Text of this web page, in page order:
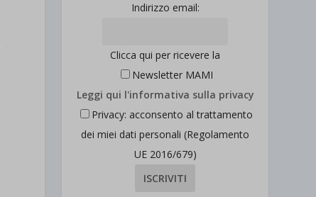
Indirizzo email:
Clicca qui per ricevere la
Newsletter MAMI
Leggi qui l'informativa sulla privacy
Privacy: acconsento al trattamento
dei miei dati personali (Regolamento
UE 2016/679)